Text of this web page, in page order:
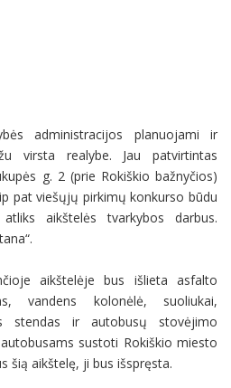
administracijos planuojami ir
virsta realybe. Jau patvirtintas
g. 2 (prie Rokiškio bažnyčios)
pat viešųjų pirkimų konkurso būdu
aikštelės tvarkybos darbus.
aikštelėje bus išlieta asfalto
vandens kolonėlė, suoliukai,
stendas ir autobusų stovėjimo
sustoti Rokiškio miesto
šią aikštelę, ji bus išspręsta.